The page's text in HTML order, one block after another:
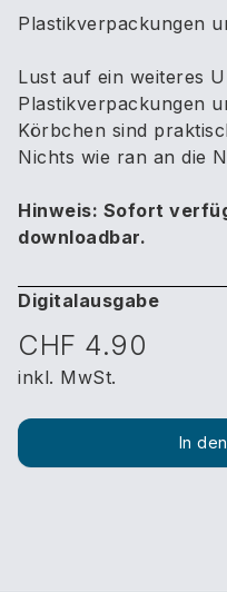
Plastikverpackungen
Lust auf ein weiteres
Plastikverpackungen
Körbchen sind
Nichts wie ran an die
Hinweis: Sofort
downloadbar.
Digitalausgabe
CHF 4.90
inkl. MwSt.
In